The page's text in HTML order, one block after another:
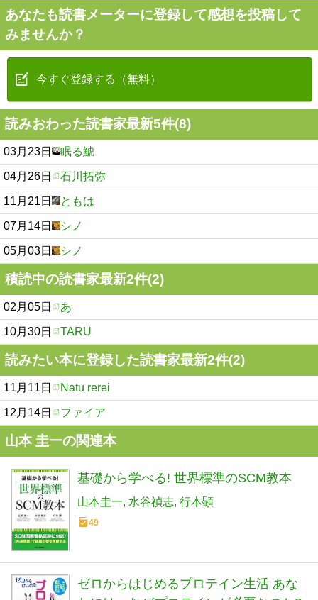
あなたも読書メーターに登録して感想を投稿して
みませんか？
今すぐ登録する（無料）
読みおわった読書家最新5件(8)
03月23日 眠る鯱
04月26日 石川拓弥
11月21日 ともは
07月14日 シノ
05月03日 シノ
積読中の読書家最新2件(2)
02月05日 あ
10月30日 TARU
読みたい本に登録した読書家最新2件(2)
11月11日 Natu rerei
12月14日 ファイア
山本 圭一の関連本
基礎から学べる! 世界標準のSCM教本
山本圭一 水谷禎志 行本顕
49
ゼロからはじめるプロテイン生活 あな